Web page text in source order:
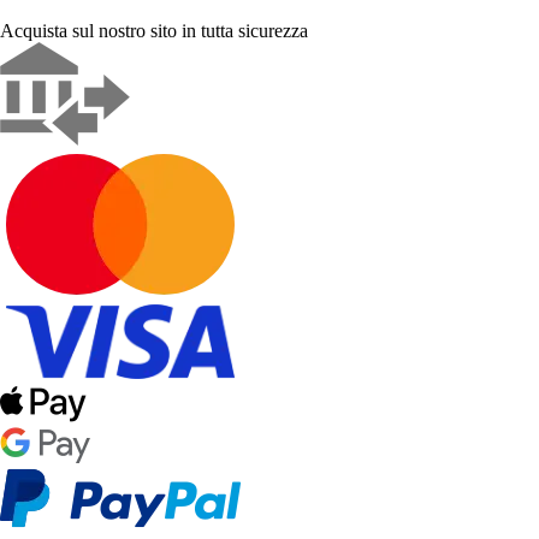
Acquista sul nostro sito in tutta sicurezza